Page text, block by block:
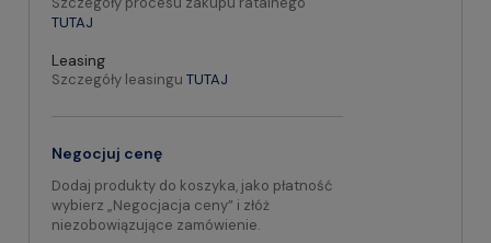
TUTAJ
Leasing
Szczegóły leasingu TUTAJ
Negocjuj cenę
Dodaj produkty do koszyka, jako płatność
wybierz „Negocjacja ceny” i złóż
niezobowiązujące zamówienie.